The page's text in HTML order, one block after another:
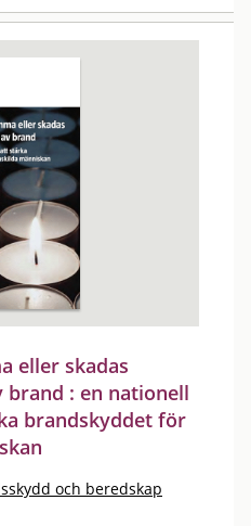
eller skadas
: en nationell
brandskyddet för
och beredskap